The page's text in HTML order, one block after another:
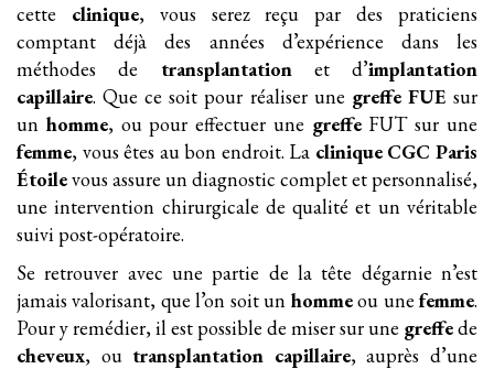
cette clinique, vous serez reçu par des praticiens
comptant déjà des années d’expérience dans les
méthodes de transplantationet d’implantation
capillaire. Que ce soit pour réaliser une greffe FUE sur
un homme, ou pour effectuer une greffeFUT sur une
femme, vous êtes au bon endroit. La clinique CGC Paris
Étoilevous assure un diagnostic complet et personnalisé,
une intervention chirurgicale de qualité et un véritable
suivi post-opératoire.
Se retrouver avec une partie de la tête dégarnie n’est
jamais valorisant, que l’on soit un hommeou unefemme.
Pour y remédier, il est possible de miser sur une greffede
cheveux, ou transplantation capillaire, auprès d’une